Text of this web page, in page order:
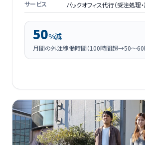
サービス
バックオフィス代行（受注処理
50%減
月間の外注稼働時間（100時間超→50〜60